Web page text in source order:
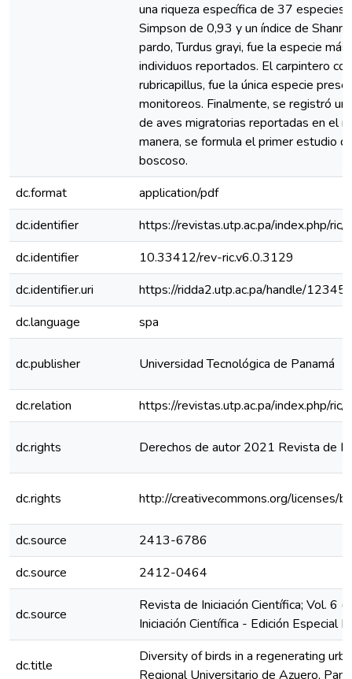
una riqueza específica de 37 especies
Simpson de 0,93 y un índice de
pardo, Turdus grayi, fue la especie
individuos reportados. El carpintero
rubricapillus, fue la única especie
monitoreos. Finalmente, se registró
de aves migratorias reportadas en el
manera, se formula el primer estudio
boscoso.
dc.format
application/pdf
dc.identifier
https://revistas.utp.ac.pa/index.php/
dc.identifier
10.33412/rev-ric.v6.0.3129
dc.identifier.uri
https://ridda2.utp.ac.pa/handle/
dc.language
spa
dc.publisher Universidad Tecnológica de Panamá
dc.relation https://revistas.utp.ac.pa/index.php/
dc.rights Derechos de autor 2021 Revista de
dc.rights http://creativecommons.org/licenses/
dc.source
2413-6786
dc.source
2412-0464
dc.source
Revista de Iniciación Científica; Vol. 6
Iniciación Científica - Edición Especial
dc.title
Diversity of birds in a regenerating
Regional Universitario de Azuero,